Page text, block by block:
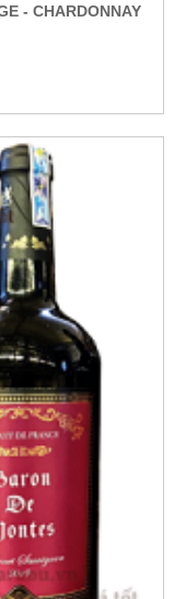
- CHARDONNAY